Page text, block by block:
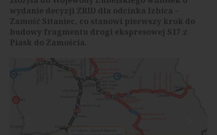
wydanie decyzji ZRID dla odcinka Izbica –
Zamość Sitaniec, co stanowi pierwszy krok do
budowy fragmentu drogi ekspresowej S17 z
Piask do Zamościa.